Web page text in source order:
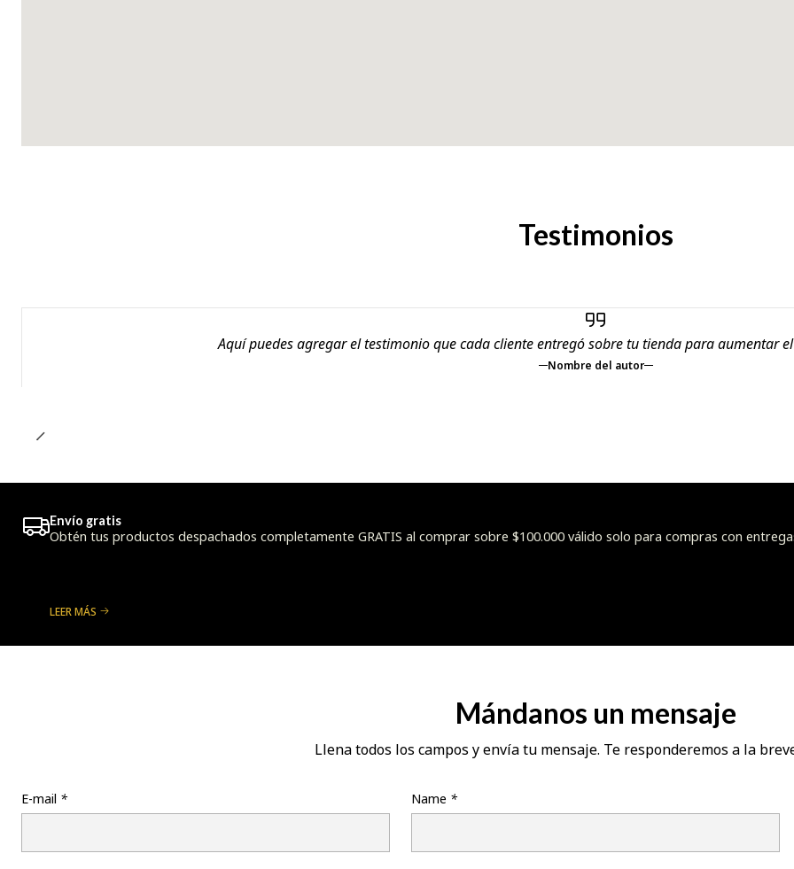
Testimonios
Aquí puedes agregar el testimonio que cada cliente entregó sobre tu tienda para aumentar
Nombre del autor
Envío gratis
Obtén tus productos despachados completamente GRATIS al comprar sobre $100.000 válido solo para compras con
LEER MÁS
Mándanos un mensaje
Llena todos los campos y envía tu mensaje. Te responderemos a la
E-mail * Name *